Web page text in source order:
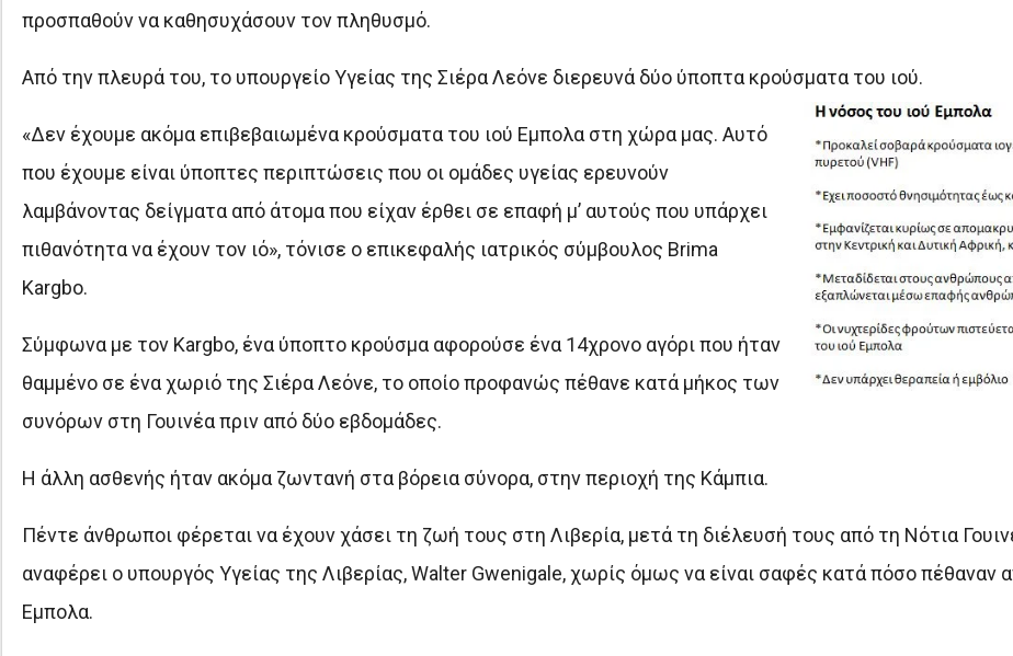
προσπαθούν να καθησυχάσουν τον πληθυσμό.
Aπό την πλευρά του, το υπουργείο Υγείας της Σιέρα Λεόνε διερευνά δύο ύποπτα κρούσματα του ιού.
«Δεν έχουμε ακόμα επιβεβαιωμένα κρούσματα του ιού Εμπολα στη χώρα μας. Αυτό
που έχουμε είναι ύποπτες περιπτώσεις που οι ομάδες υγείας ερευνούν
λαμβάνοντας δείγματα από άτομα που είχαν έρθει σε επαφή μ’ αυτούς που υπάρχει
πιθανότητα να έχουν τον ιό», τόνισε ο επικεφαλής ιατρικός σύμβουλος Brima
Kargbo.
Σύμφωνα με τον Kargbo, ένα ύποπτο κρούσμα αφορούσε ένα 14χρονο αγόρι που ήταν
θαμμένο σε ένα χωριό της Σιέρα Λεόνε, το οποίο προφανώς πέθανε κατά μήκος των
συνόρων στη Γουινέα πριν από δύο εβδομάδες.
Η άλλη ασθενής ήταν ακόμα ζωντανή στα βόρεια σύνορα, στην περιοχή της Κάμπια.
Πέντε άνθρωποι φέρεται να έχουν χάσει τη ζωή τους στη Λιβερία, μετά τη διέλευσή τους από τη Νότια
αναφέρει ο υπουργός Υγείας της Λιβερίας, Walter Gwenigale, χωρίς όμως να είναι σαφές κατά πόσο πέθαναν
Εμπολα.